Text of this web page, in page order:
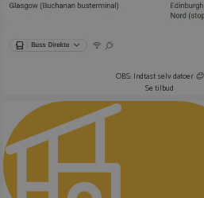
OBS: Indtast selv datoer 😊
Se tilbud